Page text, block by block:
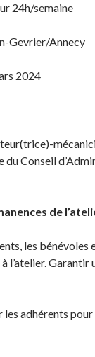
24h/semaine
Gevrier/Annecy
2024
Conseil
de
les bénévoles
l’atelier. Garantir
adhérents